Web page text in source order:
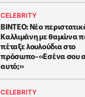
CELEBRITY
BINTEO: Νέο
Καλλιμάνη με θαμώνα
πέταξε λουλούδια στο
πρόσωπο-«Εσένα σου
αυτό;»
CELEBRITY